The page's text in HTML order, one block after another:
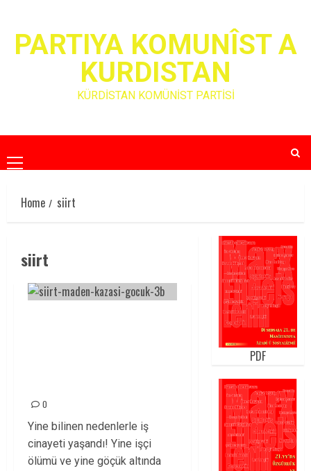
contentPARTIYA KOMUNÎST A
KURDISTAN
KÜRDİSTAN KOMÜNİST PARTİSİ
Primary
Menu
Home
siirt
siirt
0
Yine bilinen nedenlerle iş
cinayeti yaşandı! Yine işçi
ölümü ve yine göçük altında
PDF